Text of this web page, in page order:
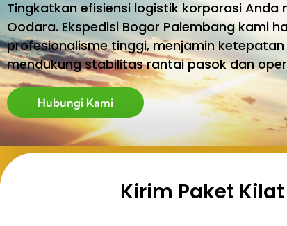
Tingkatkan efisiensi logistik korporasi Anda
Oodara. Ekspedisi Bogor Palembang kami
profesionalisme tinggi, menjamin
mendukung stabilitas rantai pasok dan
Hubungi Kami
Kirim Paket